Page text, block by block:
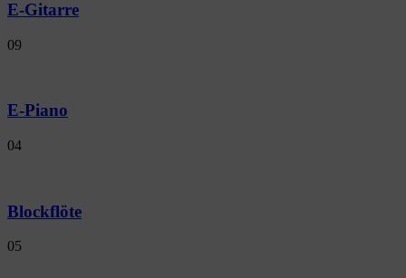
E-Gitarre
09
E-Piano
04
Blockflöte
05